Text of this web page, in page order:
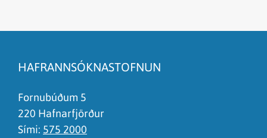
Það er of mikið efni á síðunni
Ég skil ekki efnið, finnst það of flókið
HAFRANNSÓKNASTOFNUN
Fornubúðum 5
220 Hafnarfjörður
Sími: 575 2000